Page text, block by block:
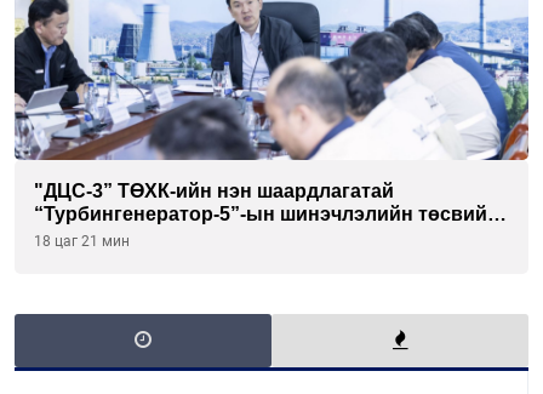
"ДЦС-3” ТӨХК-ийн нэн шаардлагатай
“Турбингенератор-5”-ын шинэчлэлийн төсвийг
шийдвэрлэхээр болов
18 цаг 21 мин